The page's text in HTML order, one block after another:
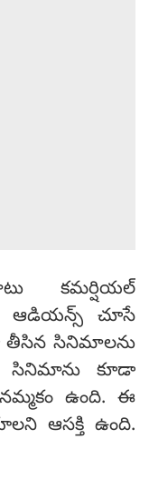
కమర్షియల్
ఆడియన్స్ చూసే
తీసిన సినిమాలను
సినిమాను కూడా
ఉంది. ఈ
ఆసక్తి ఉంది.